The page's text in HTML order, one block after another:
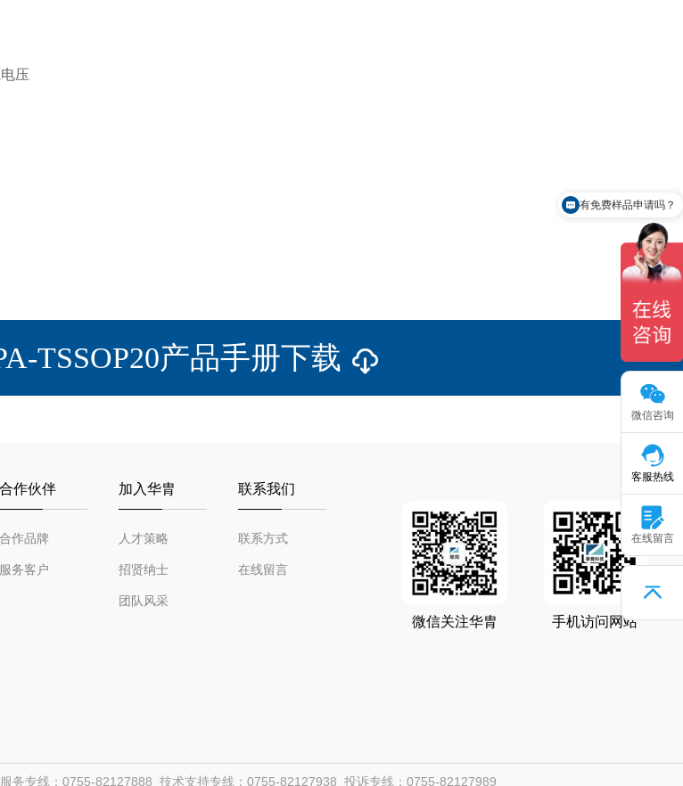
压
TSSOP20产品手册下载
合作伙伴
合作品牌
服务客户
加入华胄
人才策略
招贤纳士
团队风采
联系我们
联系方式
在线留言
微信关注华胄 手机访问网站
务专线：0755-82127888 技术支持专线：0755-82127938 投诉专线：0755-82127989
微信咨询
客服热线
在线留言
有免费样品申请吗？